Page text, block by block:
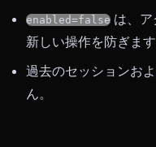
enabled=false は、
新しい操作を防ぎます
過去のセッションお
ん。